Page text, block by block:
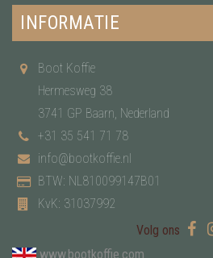
INFORMATIE
Boot Koffie
Hermesweg 38
3741 GP Baarn, Nederland
+31 35 541 71 78
info@bootkoffie.nl
BTW: NL810099147B01
KvK: 31037992
Volg ons
www.bootkoffie.com